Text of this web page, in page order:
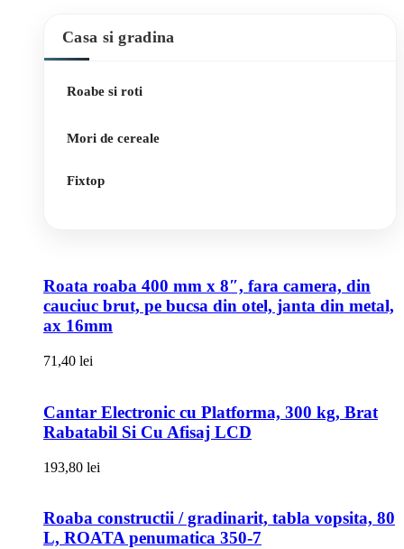
Casa si gradina
Roabe si roti
Mori de cereale
Fixtop
Roata roaba 400 mm x 8″, fara camera, din
cauciuc brut, pe bucsa din otel, janta din metal,
ax 16mm
71,40 lei
Cantar Electronic cu Platforma, 300 kg, Brat
Rabatabil Si Cu Afisaj LCD
193,80 lei
Roaba constructii / gradinarit, tabla vopsita, 80
L, ROATA penumatica 350-7